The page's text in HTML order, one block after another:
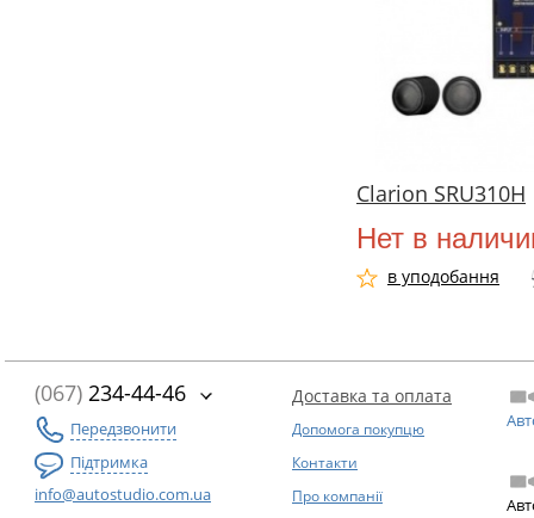
Clarion SRU310H
Нет в
в уподобання
(067) 234-44-46
Передзвонити
Підтримка
info@autostudio.com.ua
Доставка та оплата
Допомога покупцю
Контакти
Про компанії